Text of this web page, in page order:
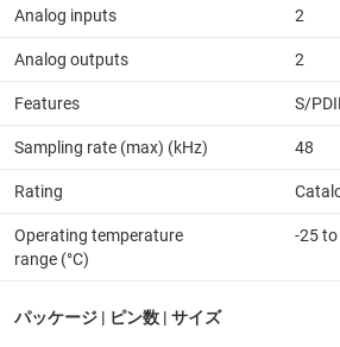
Analog inputs 2
Analog outputs 2
Features S/
Sampling rate (max) (kHz) 48
Rating
Operating temperature
range (°C)
-25